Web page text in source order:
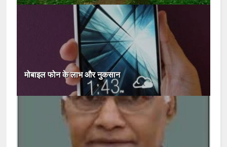
मोबाइल फोन के लाभ और नुकसान